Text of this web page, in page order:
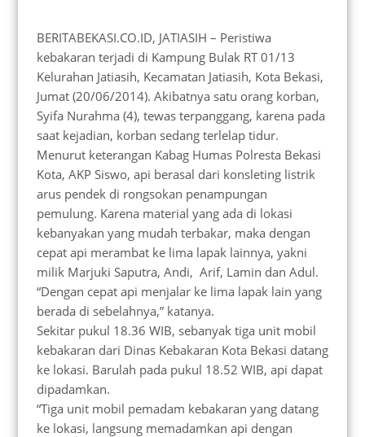
BERITABEKASI.CO.ID, JATIASIH – Peristiwa
kebakaran terjadi di Kampung Bulak RT 01/13
Kelurahan Jatiasih, Kecamatan Jatiasih, Kota Bekasi,
Jumat (20/06/2014). Akibatnya satu orang korban,
Syifa Nurahma (4), tewas terpanggang, karena pada
saat kejadian, korban sedang terlelap tidur.
Menurut keterangan Kabag Humas Polresta Bekasi
Kota, AKP Siswo, api berasal dari konsleting listrik
arus pendek di rongsokan penampungan
pemulung. Karena material yang ada di lokasi
kebanyakan yang mudah terbakar, maka dengan
cepat api merambat ke lima lapak lainnya, yakni
milik Marjuki Saputra, Andi, Arif, Lamin dan Adul.
“Dengan cepat api menjalar ke lima lapak lain yang
berada di sebelahnya,” katanya.
Sekitar pukul 18.36 WIB, sebanyak tiga unit mobil
kebakaran dari Dinas Kebakaran Kota Bekasi datang
ke lokasi. Barulah pada pukul 18.52 WIB, api dapat
dipadamkan.
“Tiga unit mobil pemadam kebakaran yang datang
ke lokasi, langsung memadamkan api dengan